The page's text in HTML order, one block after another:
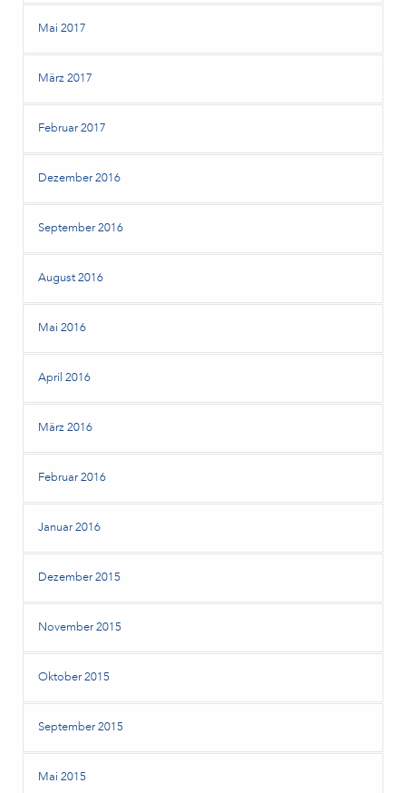
Mai 2017
März 2017
Februar 2017
Dezember 2016
September 2016
August 2016
Mai 2016
April 2016
März 2016
Februar 2016
Januar 2016
Dezember 2015
November 2015
Oktober 2015
September 2015
Mai 2015